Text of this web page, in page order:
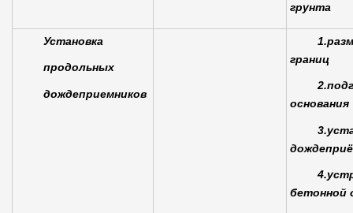
грунта
Установка
продольных
дождеприемников
границ
основания
бетонной